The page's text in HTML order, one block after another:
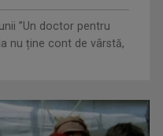
4 / VIDEO
”Un doctor pentru
nu ține cont de vârstă,